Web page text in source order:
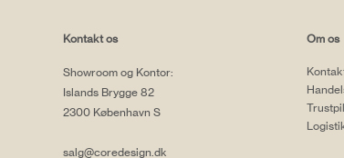
Kontakt os
Showroom og Kontor:
Islands Brygge 82
2300 København S
salg@coredesign.dk
Om os